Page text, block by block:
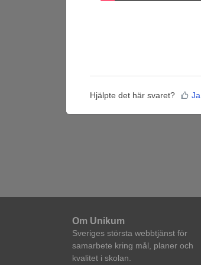
Hjälpte det här svaret? Ja
Om Unikum
Sveriges största webbtjänst för
samarbete kring mål, planer och
kvalitet i skolan.